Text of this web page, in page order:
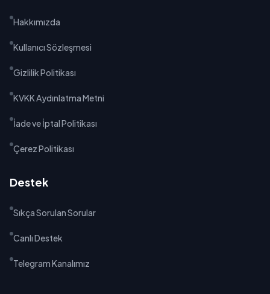
Hakkımızda
Kullanıcı Sözleşmesi
Gizlilik Politikası
KVKK Aydınlatma Metni
İade ve İptal Politikası
Çerez Politikası
Destek
Sıkça Sorulan Sorular
Canlı Destek
Telegram Kanalımız